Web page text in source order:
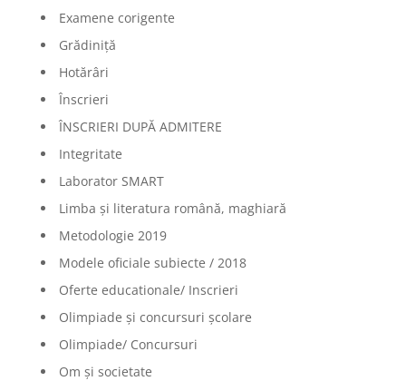
Examene corigente
Grădiniță
Hotărâri
Înscrieri
ÎNSCRIERI DUPĂ ADMITERE
Integritate
Laborator SMART
Limba şi literatura română, maghiară
Metodologie 2019
Modele oficiale subiecte / 2018
Oferte educationale/ Inscrieri
Olimpiade şi concursuri şcolare
Olimpiade/ Concursuri
Om și societate